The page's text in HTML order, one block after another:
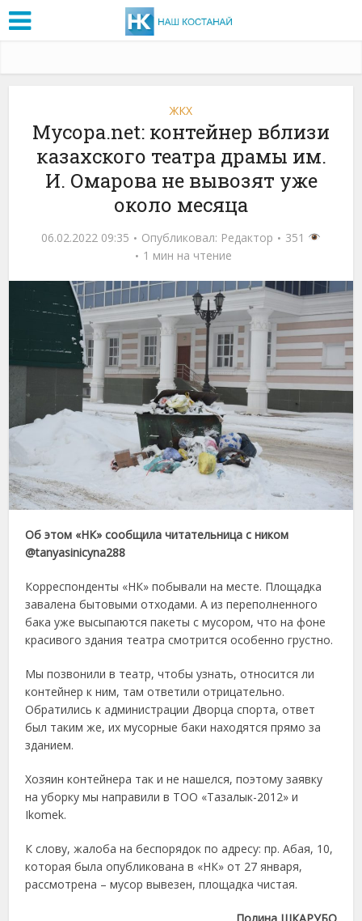
ЖКХ
Мусора.net: контейнер вблизи
казахского театра драмы им.
И. Омарова не вывозят уже
около месяца
06.02.2022 09:35 Опубликовал: Редактор
351
1 мин на чтение
Об этом «НК» сообщила читательница с ником
@tanyasinicyna288
Корреспонденты «НК» побывали на месте. Площадка
завалена бытовыми отходами. А из переполненного
бака уже высыпаются пакеты с мусором, что на фоне
красивого здания театра смотрится особенно грустно.
Мы позвонили в театр, чтобы узнать, относится ли
контейнер к ним, там ответили отрицательно.
Обратились к администрации Дворца спорта, ответ
был таким же, их мусорные баки находятся прямо за
зданием.
Хозяин контейнера так и не нашелся, поэтому заявку
на уборку мы направили в ТОО «Тазалык-2012» и
Ikomek.
К слову, жалоба на беспорядок по адресу: пр. Абая, 10,
которая была опубликована в «НК» от 27 января,
рассмотрена – мусор вывезен, площадка чистая.